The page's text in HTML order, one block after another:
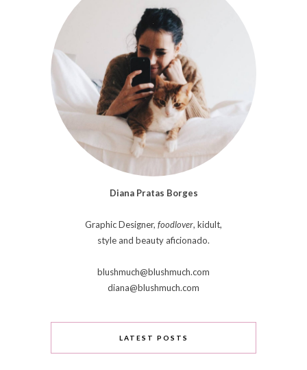
Diana Pratas Borges
Graphic Designer, foodlover, kidult,
style and beauty aficionado.
blushmuch@blushmuch.com
diana@blushmuch.com
LATEST POSTS